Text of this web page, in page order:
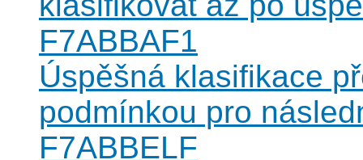
F7ABBAF1
Úspěšná klasifikace
podmínkou pro
F7ABBELF